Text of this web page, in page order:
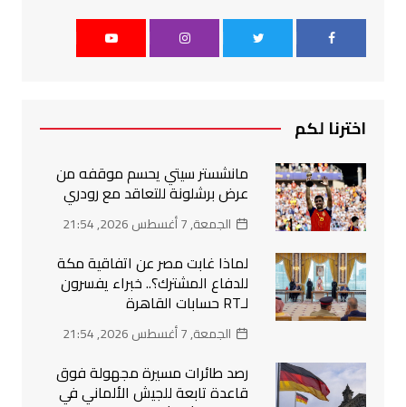
اخترنا لكم
مانشستر سيتي يحسم موقفه من
عرض برشلونة للتعاقد مع رودري
الجمعة, 7 أغسطس 2026, 21:54
لماذا غابت مصر عن اتفاقية مكة
للدفاع المشترك؟.. خبراء يفسرون
لـRT حسابات القاهرة
الجمعة, 7 أغسطس 2026, 21:54
رصد طائرات مسيرة مجهولة فوق
قاعدة تابعة للجيش الألماني في